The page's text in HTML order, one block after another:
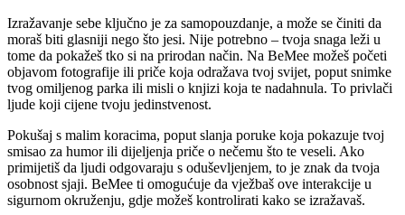
Izražavanje sebe ključno je za samopouzdanje, a može se činiti da
moraš biti glasniji nego što jesi. Nije potrebno – tvoja snaga leži u
tome da pokažeš tko si na prirodan način. Na BeMee možeš početi
objavom fotografije ili priče koja odražava tvoj svijet, poput snimke
tvog omiljenog parka ili misli o knjizi koja te nadahnula. To privlači
ljude koji cijene tvoju jedinstvenost.
Pokušaj s malim koracima, poput slanja poruke koja pokazuje tvoj
smisao za humor ili dijeljenja priče o nečemu što te veseli. Ako
primijetiš da ljudi odgovaraju s oduševljenjem, to je znak da tvoja
osobnost sjaji. BeMee ti omogućuje da vježbaš ove interakcije u
sigurnom okruženju, gdje možeš kontrolirati kako se izražavaš.